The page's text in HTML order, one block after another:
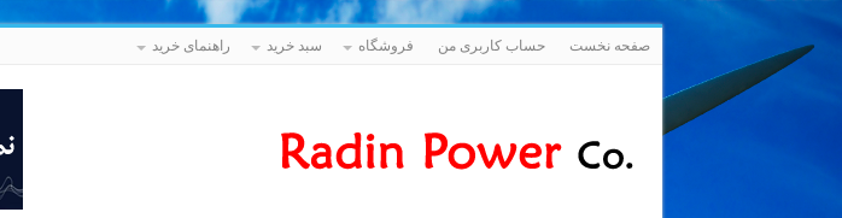
صفحه نخست حساب کاربری من فروشگاه سبد خرید راهنمای خرید